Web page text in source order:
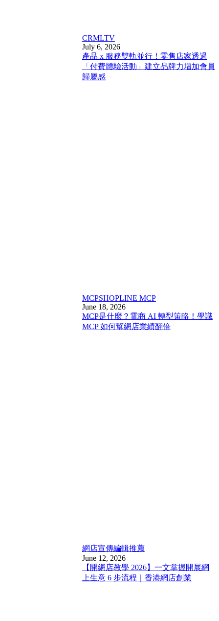
CRMLTV
July 6, 2026
產品 x 服務雙軌並行！零售店家透過
「付費體驗活動」建立品牌力增加會員
歸屬感
MCPSHOPLINE MCP
June 18, 2026
MCP是什麼？電商 AI 轉型策略！學識
MCP 如何幫網店業績翻倍
網店宣傳編輯推薦
June 12, 2026
【開網店教學 2026】一文掌握開展網
上生意 6 步流程｜香港網店創業